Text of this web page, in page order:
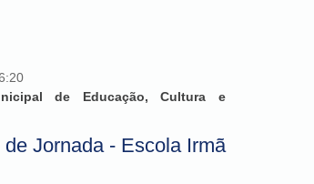
de Educação, Cultura e
Jornada - Escola Irmã